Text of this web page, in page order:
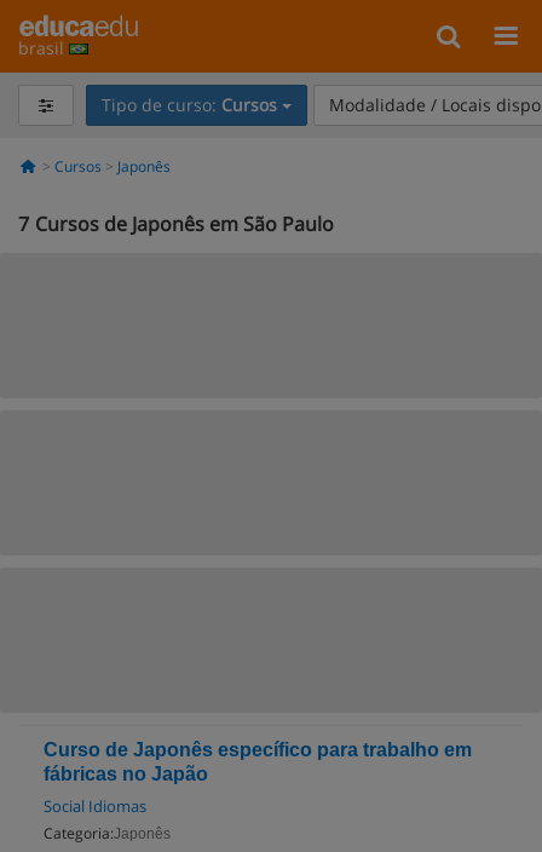
brasil
Tipo de curso: Cursos Modalidade / Locais
Cursos Japonês
7 Cursos de Japonês em São Paulo
Curso de Japonês específico para trabalho em
fábricas no Japão
Social Idiomas
Categoria:Japonês